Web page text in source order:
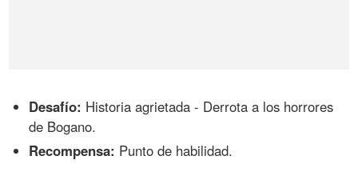
Desafío: Historia agrietada - Derrota a los horrores
de Bogano.
Recompensa: Punto de habilidad.